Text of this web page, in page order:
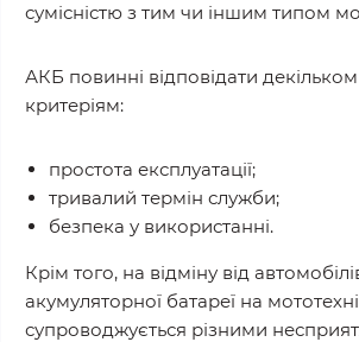
сумісністю з тим чи іншим типом
АКБ повинні відповідати
критеріям:
простота експлуатації;
тривалий термін служби;
безпека у використанні.
Крім того, на відміну від
акумуляторної батареї на
супроводжується різними